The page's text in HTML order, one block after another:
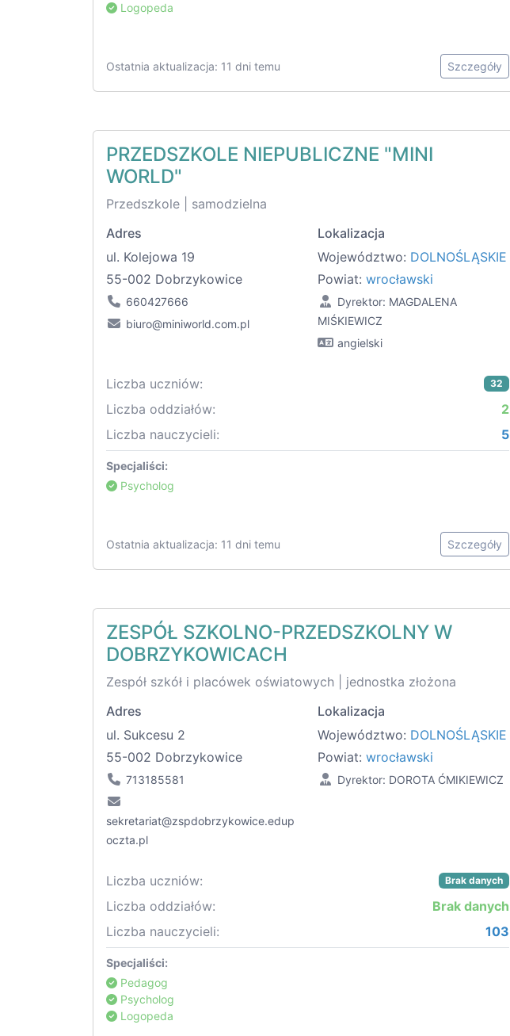
Logopeda
Ostatnia aktualizacja: 11 dni temu Szczegóły
PRZEDSZKOLE NIEPUBLICZNE "MINI
WORLD"
Przedszkole | samodzielna
Adres
ul. Kolejowa 19
55-002 Dobrzykowice
660427666
biuro@miniworld.com.pl
Lokalizacja
Województwo: DOLNOŚLĄSKIE
Powiat: wrocławski
Dyrektor: MAGDALENA
MIŚKIEWICZ
angielski
Liczba uczniów: 32
Liczba oddziałów:
2
Liczba nauczycieli:
5
Specjaliści:
Psycholog
Ostatnia aktualizacja: 11 dni temu Szczegóły
ZESPÓŁ SZKOLNO-PRZEDSZKOLNY W
DOBRZYKOWICACH
Zespół szkół i placówek oświatowych | jednostka złożona
Adres
ul. Sukcesu 2
55-002 Dobrzykowice
713185581
sekretariat@zspdobrzykowice.edup
oczta.pl
Lokalizacja
Województwo: DOLNOŚLĄSKIE
Powiat: wrocławski
Dyrektor: DOROTA ĆMIKIEWICZ
Liczba uczniów: Brak danych
Liczba oddziałów:
Brak danych
Liczba nauczycieli:
103
Specjaliści:
Pedagog
Psycholog
Logopeda